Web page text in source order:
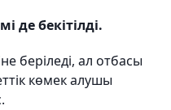
де бекітілді.
беріледі, ал отбасы
көмек алушы